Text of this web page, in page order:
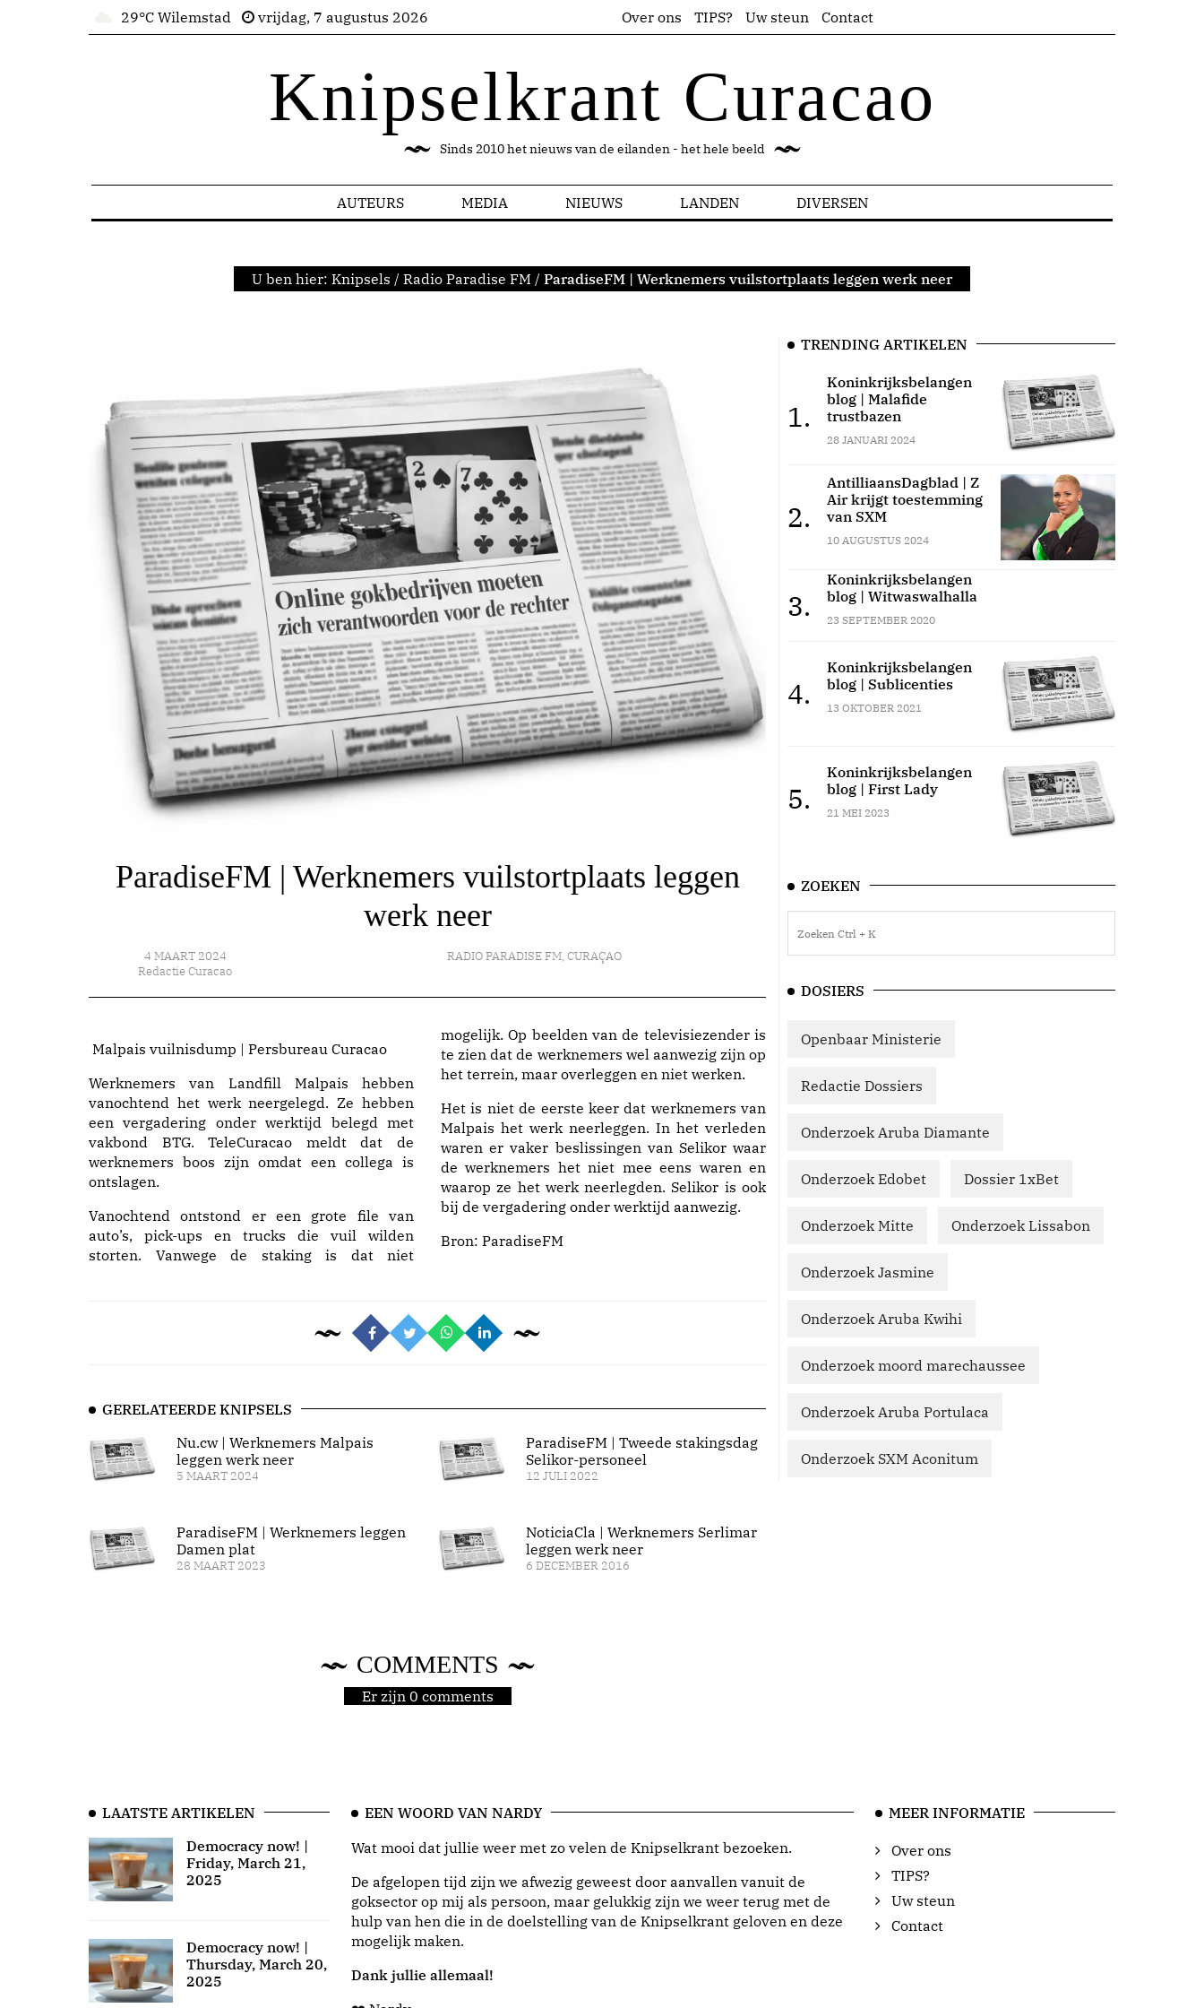
29°C Wilemstad vrijdag, 7 augustus 2026 Over ons TIPS? Uw steun Contact
Knipselkrant Curacao
Sinds 2010 het nieuws van de eilanden - het hele beeld
AUTEURS MEDIA NIEUWS LANDEN DIVERSEN
U ben hier: Knipsels / Radio Paradise FM / ParadiseFM | Werknemers vuilstortplaats leggen werk neer
ParadiseFM | Werknemers vuilstortplaats leggen
werk neer
4 MAART 2024
Redactie Curacao
RADIO PARADISE FM,CURAÇAO
Malpais vuilnisdump | Persbureau Curacao
Werknemers van Landfill Malpais hebben
vanochtend het werk neergelegd. Ze hebben
een vergadering onder werktijd belegd met
vakbond BTG. TeleCuracao meldt dat de
werknemers boos zijn omdat een collega is
ontslagen.
Vanochtend ontstond er een grote file van
auto’s, pick-ups en trucks die vuil wilden
storten. Vanwege de staking is dat niet
mogelijk. Op beelden van de televisiezender is
te zien dat de werknemers wel aanwezig zijn op
het terrein, maar overleggen en niet werken.
Het is niet de eerste keer dat werknemers van
Malpais het werk neerleggen. In het verleden
waren er vaker beslissingen van Selikor waar
de werknemers het niet mee eens waren en
waarop ze het werk neerlegden. Selikor is ook
bij de vergadering onder werktijd aanwezig.
Bron: ParadiseFM
GERELATEERDE KNIPSELS
Nu.cw | Werknemers Malpais
leggen werk neer
5 MAART 2024
ParadiseFM | Werknemers leggen
Damen plat
28 MAART 2023
ParadiseFM | Tweede stakingsdag
Selikor-personeel
12 JULI 2022
NoticiaCla | Werknemers Serlimar
leggen werk neer
6 DECEMBER 2016
COMMENTS
Er zijn 0 comments
TRENDING ARTIKELEN
1.
Koninkrijksbelangen
blog | Malafide
trustbazen
28 JANUARI 2024
2.
AntilliaansDagblad | Z
Air krijgt toestemming
van SXM
10 AUGUSTUS 2024
3.
Koninkrijksbelangen
blog | Witwaswalhalla
23 SEPTEMBER 2020
4.
Koninkrijksbelangen
blog | Sublicenties
13 OKTOBER 2021
5.
Koninkrijksbelangen
blog | First Lady
21 MEI 2023
ZOEKEN
DOSIERS
Openbaar Ministerie
Redactie Dossiers
Onderzoek Aruba Diamante
Onderzoek Edobet Dossier 1xBet
Onderzoek Mitte Onderzoek Lissabon
Onderzoek Jasmine
Onderzoek Aruba Kwihi
Onderzoek moord marechaussee
Onderzoek Aruba Portulaca
Onderzoek SXM Aconitum
LAATSTE ARTIKELEN
Democracy now! |
Friday, March 21,
2025
Democracy now! |
Thursday, March 20,
2025
EEN WOORD VAN NARDY
Wat mooi dat jullie weer met zo velen de Knipselkrant bezoeken.
De afgelopen tijd zijn we afwezig geweest door aanvallen vanuit de
goksector op mij als persoon, maar gelukkig zijn we weer terug met de
hulp van hen die in de doelstelling van de Knipselkrant geloven en deze
mogelijk maken.
Dank jullie allemaal!
MEER INFORMATIE
Over ons
TIPS?
Uw steun
Contact